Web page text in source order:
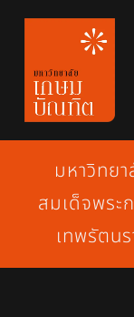
Skip
content
หลักสูตร
ข่าวสาร
เกี่ยวกับมห
มหาวิทย
สมเด็จพระ
เทพรัตน